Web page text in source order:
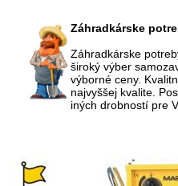
Záhradkárske
Záhradkárske
široký výber
výborné ceny.
najvyššej kvalite.
iných drobností pre